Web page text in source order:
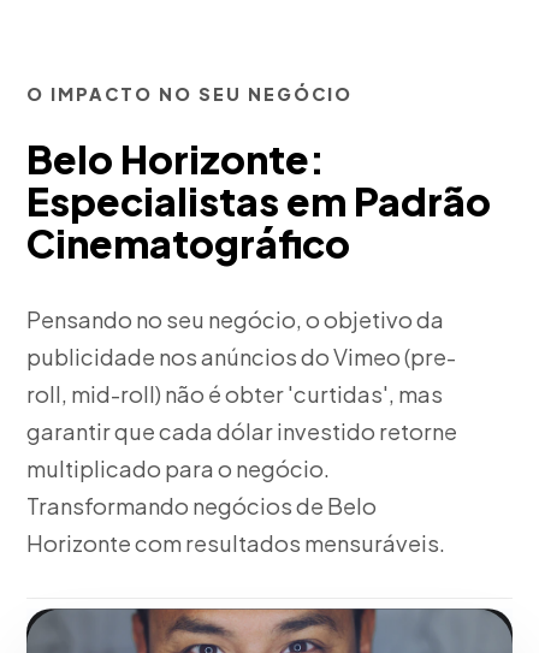
O IMPACTO NO SEU NEGÓCIO
Belo Horizonte:
Especialistas em Padrão
Cinematográfico
Pensando no seu negócio, o objetivo da
publicidade nos anúncios do Vimeo (pre-
roll, mid-roll) não é obter 'curtidas', mas
garantir que cada dólar investido retorne
multiplicado para o negócio.
Transformando negócios de Belo
Horizonte com resultados mensuráveis.
Fase 1:
Pensando no seu negócio, configuração